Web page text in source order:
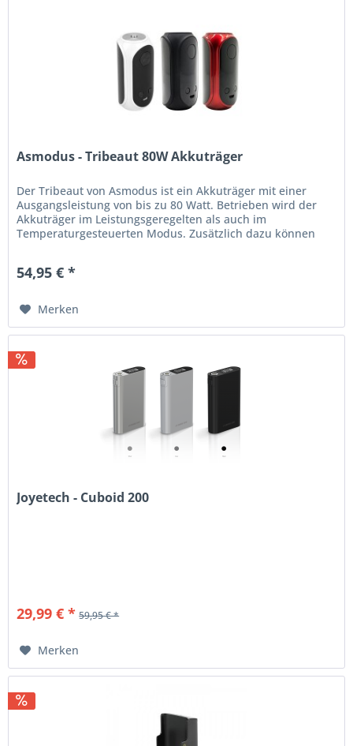
Asmodus - Tribeaut 80W Akkuträger
Der Tribeaut von Asmodus ist ein Akkuträger mit einer
Ausgangsleistung von bis zu 80 Watt. Betrieben wird der
Akkuträger im Leistungsgeregelten als auch im
Temperaturgesteuerten Modus. Zusätzlich dazu können
54,95 € *
Merken
Joyetech - Cuboid 200
29,99 € * 59,95 € *
Merken